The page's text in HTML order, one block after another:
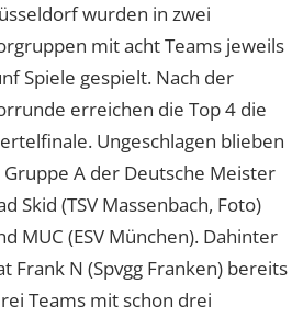
wurden in zwei
mit acht Teams jeweils
Spiele gespielt. Nach der
erreichen die Top 4 die
Ungeschlagen blieben
Gruppe A der Deutsche Meister
Skid (TSV Massenbach, Foto)
MUC (ESV München). Dahinter
Frank N (Spvgg Franken) bereits
Teams mit schon drei